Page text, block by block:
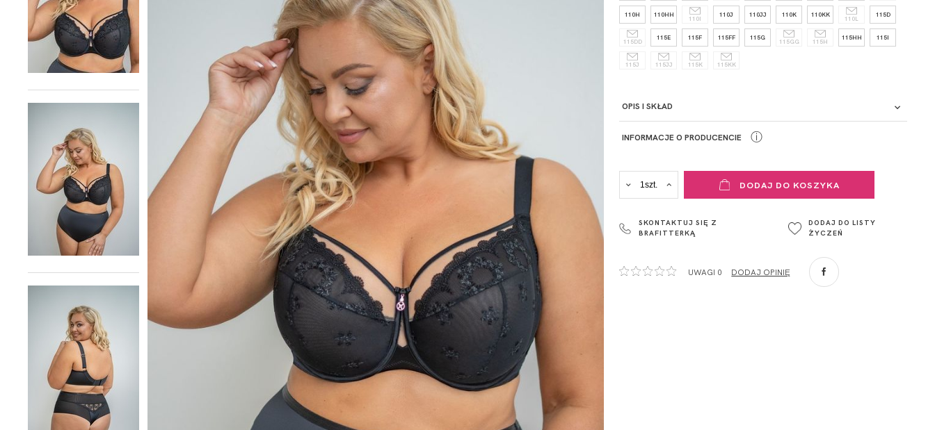
110H 110HH
110I
110J 110JJ 110K 110KK
110L
115D
115DD
115E 115F 115FF 115G
115GG 115H
115HH 115I
115J 115JJ 115K 115KK
OPIS I SKŁAD
INFORMACJE O PRODUCENCIE
PRODUCENT
Krisline
Fashiontex Group Sp.z o.o. Spółka
komandytowa
+48 42 719 43 15
biuro@fashiontexgroup.com
Ul. Sienkiewicza 73 lok. 7,
90-057
Łódź
Polska
ADRES PUNKTU KONTAKTOWEGO
ul. Łowicka 89a
Głowno
PODMIOT ODPOWIEDZIALNY ZA
WPROWADZENIE DO UE
Fashiontex Group Sp.z o.o. Spółka
komandytowa
+48 42 719 43 15
biuro@fashiontexgroup.com
Ul. Sienkiewicza 73 lok. 7,
ⓘ
DODAJ DO KOSZYKA
SKONTAKTUJ SIĘ Z
BRAFITTERKĄ
DODAJ DO LISTY
ŻYCZEŃ
UWAGI 0 DODAJ OPINIĘ